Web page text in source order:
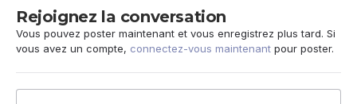
Rejoignez la conversation
Vous pouvez poster maintenant et vous enregistrez plus tard. Si
vous avez un compte, connectez-vous maintenant pour poster.